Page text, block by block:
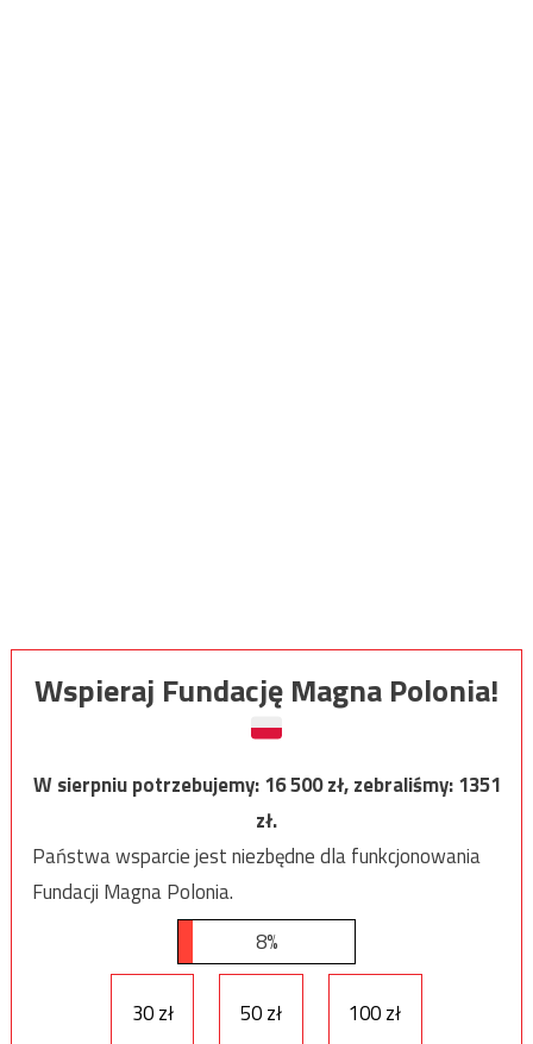
Wspieraj Fundację Magna Polonia!
W sierpniu potrzebujemy:16 500zł, zebraliśmy:1351
zł.
Państwa wsparcie jest niezbędne dla funkcjonowania
Fundacji Magna Polonia.
8%
30 zł 50 zł 100 zł